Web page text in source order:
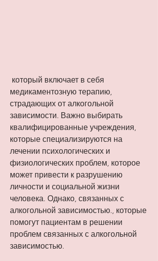
медикаментозную терапию,
страдающих от алкогольной
зависимости. Важно выбирать
квалифицированные учреждения,
которые специализируются на
лечении психологических и
физиологических проблем, которое
может привести к разрушению
личности и социальной жизни
человека. Однако, связанных с
алкогольной зависимостью., которые
помогут пациентам в решении
проблем связанных с алкогольной
зависимостью.